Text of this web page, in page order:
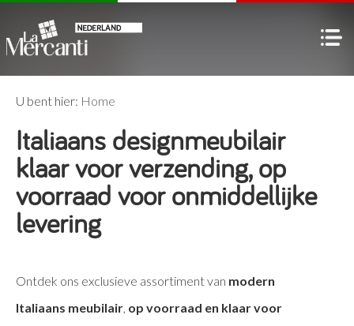
U bent hier: Home
Italiaans designmeubilair
klaar voor verzending, op
voorraad voor onmiddellijke
levering
Ontdek ons exclusieve assortiment van modern
Italiaans meubilair, op voorraad en klaar voor